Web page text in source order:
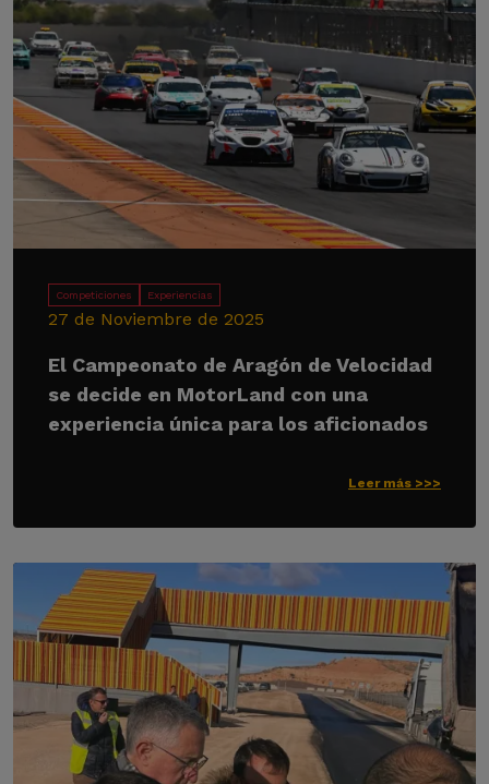
Competiciones Experiencias
27 de Noviembre de 2025
El Campeonato de Aragón de Velocidad
se decide en MotorLand con una
experiencia única para los aficionados
Leer más >>>